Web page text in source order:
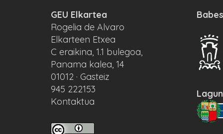
GEU Elkartea
Rogelia de Alvaro
Elkarteen Etxea
C eraikina, 1.1 bulegoa,
Panama kalea, 14
01012 · Gasteiz
945 222153
Kontaktua